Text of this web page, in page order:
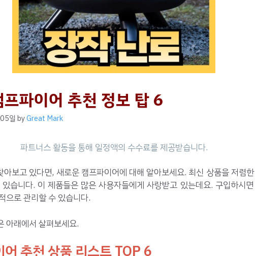
파이어 추천 정보 탑 6
일 byGreat Mark
아보고 있다면, 새로운 캠프파이어에 대해 알아보세요. 최신 상품을 저렴
습니다. 이 제품들은 많은 사용자들에게 사랑받고 있는데요. 구입하시
으로 관리할 수 있습니다.
아래에서 살펴보세요.
어 추천 상품 리스트 TOP 6